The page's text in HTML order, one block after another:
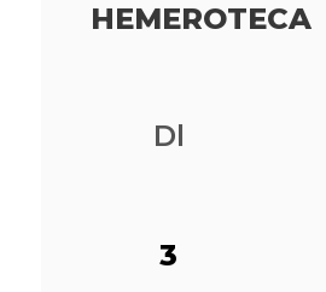
HEMEROTECA
Dl
3